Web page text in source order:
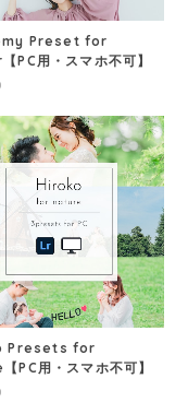
Preset for
PC用・スマホ不可】
Presets for
PC用・スマホ不可】